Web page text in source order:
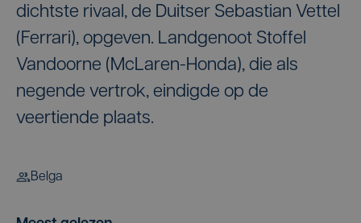
dichtste rivaal, de Duitser Sebastian Vettel
(Ferrari), opgeven. Landgenoot Stoffel
Vandoorne (McLaren-Honda), die als
negende vertrok, eindigde op de
veertiende plaats.
Belga